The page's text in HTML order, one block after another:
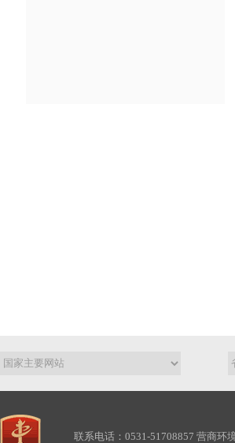
联系电话：0531-51708857 营商环